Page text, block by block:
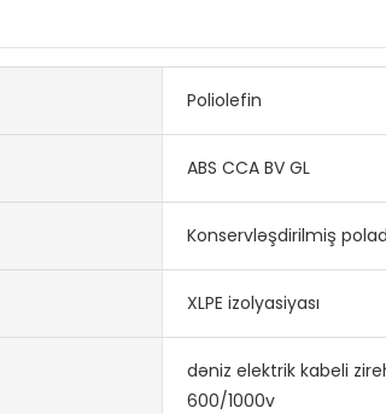
Poliolefin
ABS CCA BV GL
Konservləşdirilmiş
XLPE izolyasiyası
dəniz elektrik kabeli
600/1000v